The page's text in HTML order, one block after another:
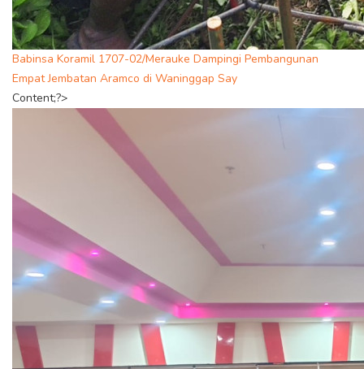
Babinsa Koramil 1707-02/Merauke Dampingi Pembangunan
Empat Jembatan Aramco di Waninggap Say
Content;?>